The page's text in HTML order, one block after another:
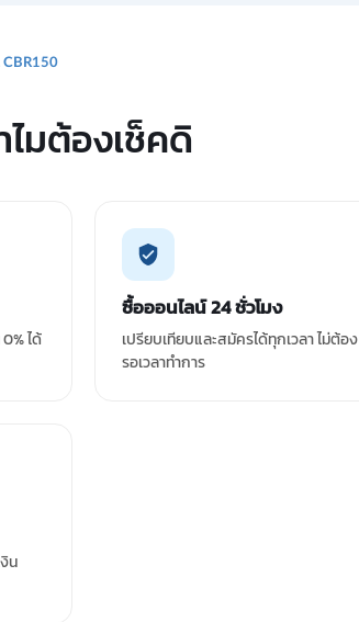
ไมต้องเช็คดิ
ได้
ซื้อออนไลน์ 24 ชั่วโมง
เปรียบเทียบและสมัครได้ทุกเวลา ไม่ต้อง
รอเวลาทำการ
น